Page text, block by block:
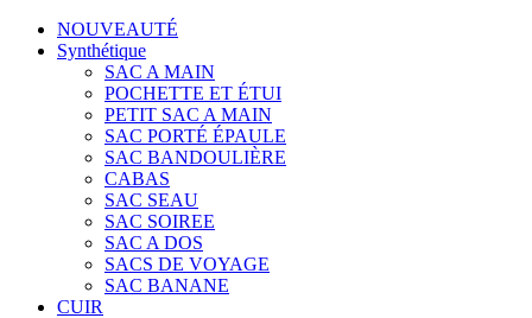
NOUVEAUTÉ
Synthétique
SAC A MAIN
POCHETTE ET ÉTUI
PETIT SAC A MAIN
SAC PORTÉ ÉPAULE
SAC BANDOULIÈRE
CABAS
SAC SEAU
SAC SOIREE
SAC A DOS
SACS DE VOYAGE
SAC BANANE
CUIR